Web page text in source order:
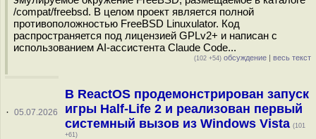
/compat/freebsd. В целом проект является полной
противоположностью FreeBSD Linuxulator. Код
распространяется под лицензией GPLv2+ и написан с
использованием AI-ассистента Claude Code...
(102 +54) обсуждение | весь текст
· 05.07.2026
В ReactOS продемонстрирован запуск
игры Half-Life 2 и реализован первый
системный вызов из Windows Vista (101
+61)